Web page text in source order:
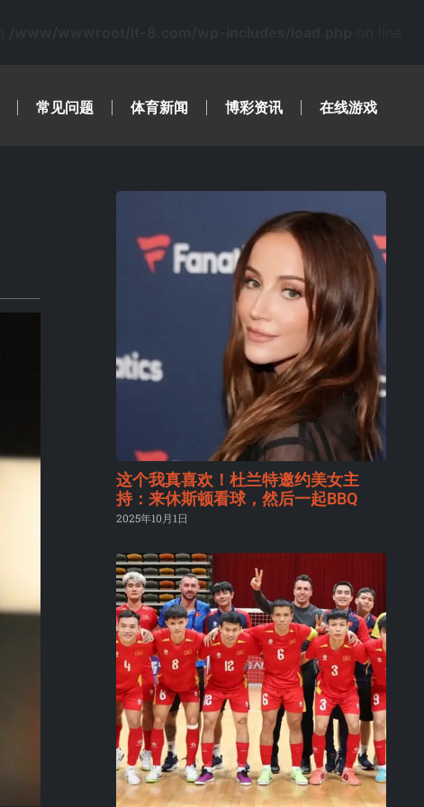
常见问题 体育新闻 博彩资讯 在线游戏
这个我真喜欢！杜兰特邀约美女主
持：来休斯顿看球，然后一起BBQ
2025年10月1日